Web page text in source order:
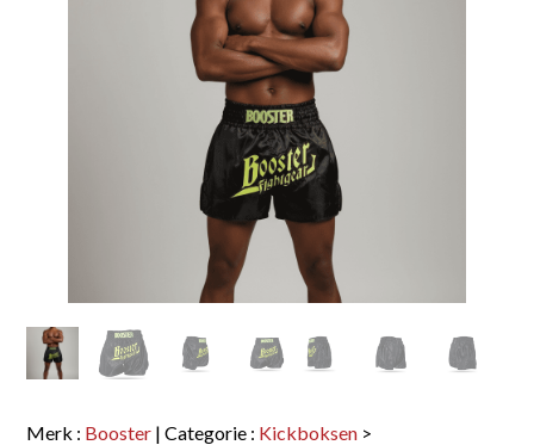
Merk : Booster | Categorie : Kickboksen >